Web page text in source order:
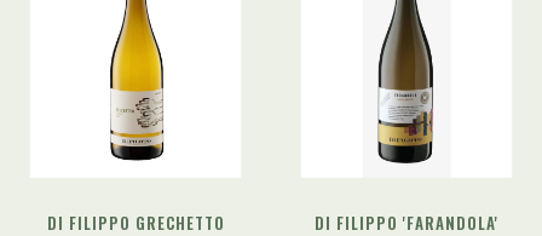
DI FILIPPO GRECHETTO
DI FILIPPO 'FARANDOLA'